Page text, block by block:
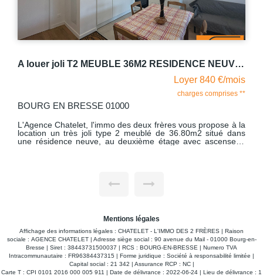
A louer joli T2 MEUBLE 36M2 RESIDENCE NEUVE PROCHE GARE BOURG EN BRESSE
Loyer 840 €/mois
charges comprises **
BOURG EN BRESSE 01000
L'Agence Chatelet, l'immo des deux frères vous propose à la
location un très joli type 2 meublé de 36.80m2 situé dans
une résidence neuve, au deuxième étage avec ascenseur.
belle chambre avec placard mural aménagé, une vaste salle
Mentions légales
Affichage des informations légales : CHATELET - L'IMMO DES 2 FRÈRES | Raison
sociale : AGENCE CHATELET | Adresse siège social : 90 avenue du Mail - 01000 Bourg-en-
Bresse | Siret : 38443731500037 | RCS : BOURG-EN-BRESSE | Numero TVA
Intracommunautaire : FR96384437315 | Forme juridique : Société à responsabilité limitée |
Capital social : 21 342 | Assurance RCP : NC |
Carte T : CPI 0101 2016 000 005 911 | Date de délivrance : 2022-06-24 | Lieu de délivrance : 1